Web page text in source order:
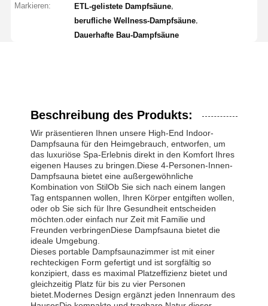
Markieren:
ETL-gelistete Dampfsäune
berufliche Wellness-Dampfsäune
Dauerhafte Bau-Dampfsäune
Beschreibung des Produkts:
Wir präsentieren Ihnen unsere High-End Indoor-
Dampfsauna für den Heimgebrauch, entworfen, um
das luxuriöse Spa-Erlebnis direkt in den Komfort Ihres
eigenen Hauses zu bringen.Diese 4-Personen-Innen-
Dampfsauna bietet eine außergewöhnliche
Kombination von StilOb Sie sich nach einem langen
Tag entspannen wollen, Ihren Körper entgiften wollen,
oder ob Sie sich für Ihre Gesundheit entscheiden
möchten.oder einfach nur Zeit mit Familie und
Freunden verbringenDiese Dampfsauna bietet die
ideale Umgebung.
Dieses portable Dampfsaunazimmer ist mit einer
rechteckigen Form gefertigt und ist sorgfältig so
konzipiert, dass es maximal Platzeffizienz bietet und
gleichzeitig Platz für bis zu vier Personen
bietet.Modernes Design ergänzt jeden Innenraum des